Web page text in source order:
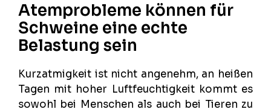
Atemprobleme können für
Schweine eine echte
Belastung sein
Kurzatmigkeit ist nicht angenehm, an heißen
Tagen mit hoher Luftfeuchtigkeit kommt es
sowohl bei Menschen als auch bei Tieren zu